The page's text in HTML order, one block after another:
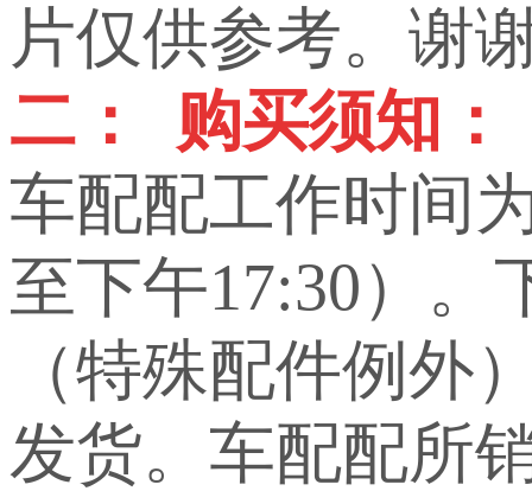
片仅供参考。谢
二： 购买须知：
车配配工作时间
至下午17:30）。
（特殊配件例外
发货。车配配所